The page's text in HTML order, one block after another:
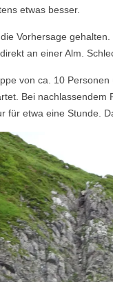
etwas besser.
Vorhersage
an einer Alm.
von ca. 10
Bei nachlassendem
für etwa eine Stunde.